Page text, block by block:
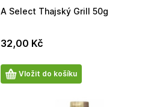
A Select Thajský Grill 50g
32,00 Kč
Počet
produktů
Vložit do košíku